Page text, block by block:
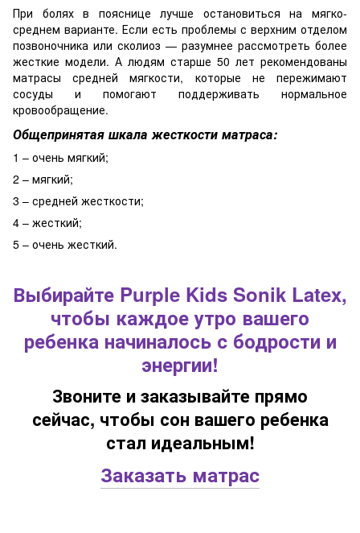
При болях в пояснице лучше остановиться на мягко-
среднем варианте. Если есть проблемы с верхним отделом
позвоночника или сколиоз — разумнее рассмотреть более
жесткие модели. А людям старше 50 лет рекомендованы
матрасы средней мягкости, которые не пережимают
сосуды и помогают поддерживать нормальное
кровообращение.
Общепринятая шкала жесткости матраса:
1 – очень мягкий;
2 – мягкий;
3 – средней жесткости;
4 – жесткий;
5 – очень жесткий.
Выбирайте Purple Kids Sonik Latex,
чтобы каждое утро вашего
ребенка начиналось с бодрости и
энергии!
Звоните и заказывайте прямо
сейчас, чтобы сон вашего ребенка
стал идеальным!
Заказать матрас